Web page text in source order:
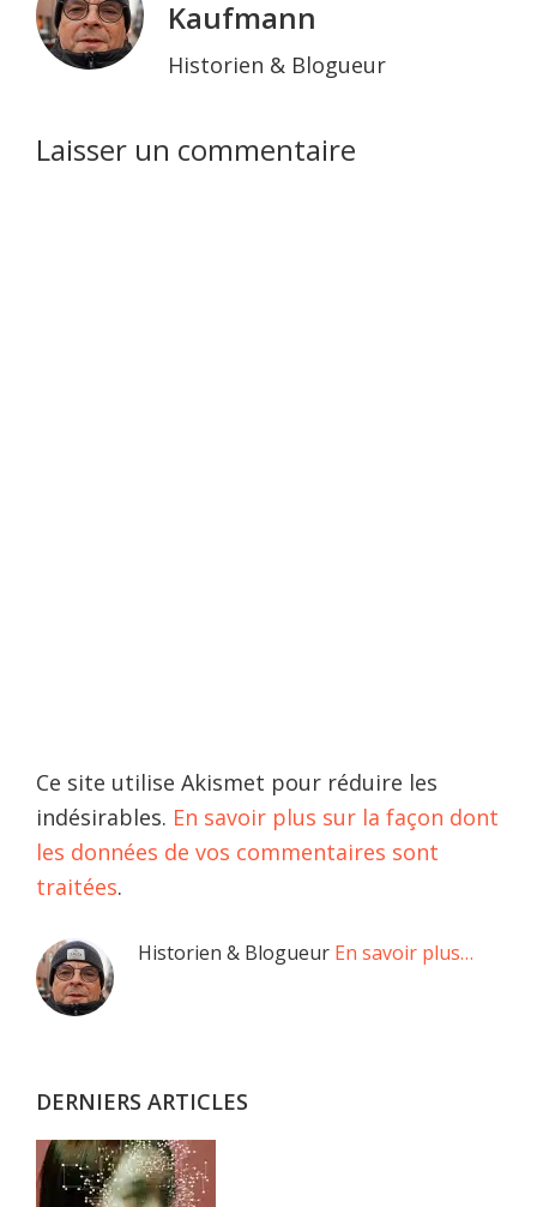
Kaufmann
Historien & Blogueur
Interactions
Laisser un commentaire
Ce site utilise Akismet pour réduire les
indésirables. En savoir plus sur la façon dont
les données de vos commentaires sont
traitées.
Barre
latérale
Historien & Blogueur En savoir plus…
DERNIERS ARTICLES